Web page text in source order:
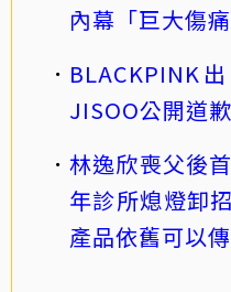
內幕「巨大傷痛
BLACKPINK
JISOO公開道
林逸欣喪父後
年診所熄燈卸
產品依舊可以